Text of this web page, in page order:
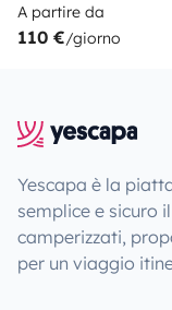
A partire da
110 €/giorno
Yescapa è la
semplice e sicuro
camperizzati,
per un viaggio